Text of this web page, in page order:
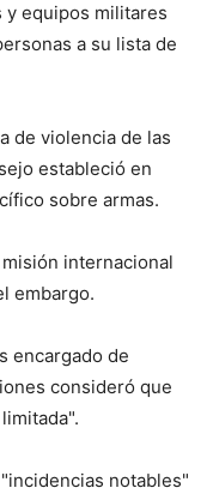
y equipos militares
a su lista de
de violencia de las
estableció en
sobre armas.
internacional
embargo.
encargado de
consideró que
notables"